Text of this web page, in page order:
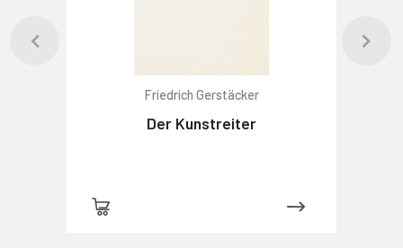
Friedrich Gerstäcker
Der Kunstreiter